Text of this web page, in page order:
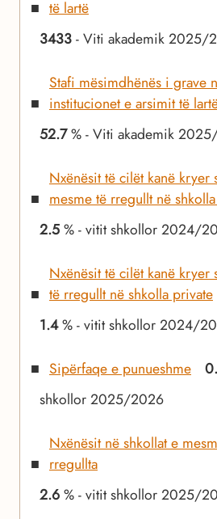
të lartë
3433- Viti akademik 2025/
Stafi mësimdhënës i grave
institucionet e arsimit të
52.7% - Viti akademik
Nxënësit të cilët kanë kryer
mesme të rregullt në
2.5% - vitit shkollor 2024/
Nxënësit të cilët kanë
të rregullt në shkolla private
1.4% - vitit shkollor 2024/
Sipërfaqe e punueshme
shkollor 2025/2026
Nxënësit në shkollat ​​e
rregullta
2.6% - vitit shkollor 2025/